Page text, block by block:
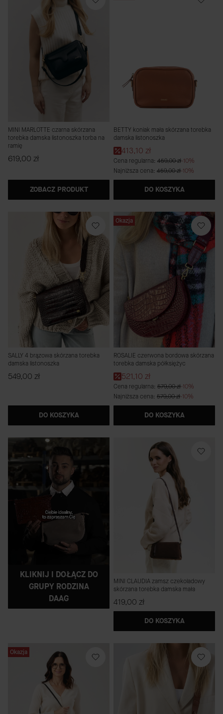
MINI MARLOTTE czarna skórzana
torebka damska listonoszka torba na
ramię
Cena
619,00 zł
ZOBACZ PRODUKT
BETTY koniak mała skórzana torebka
damska listonoszka
Cena promocyjna
413,10 zł
Cena regularna: 459,00 zł-10%
Najniższa cena: 459,00 zł-10%
DO KOSZYKA
SALLY 4 brązowa skórzana torebka
damska listonoszka
Cena
549,00 zł
DO KOSZYKA
Okazja
ROSALIE czerwona bordowa skórzana
torebka damska półksiężyc
Cena promocyjna
521,10 zł
Cena regularna: 579,00 zł-10%
Najniższa cena: 579,00 zł-10%
DO KOSZYKA
KLIKNIJ I DOŁĄCZ DO
GRUPY RODZINA
DAAG
MINI CLAUDIA zamsz czekoladowy
skórzana torebka damska mała
Cena
419,00 zł
DO KOSZYKA
Okazja